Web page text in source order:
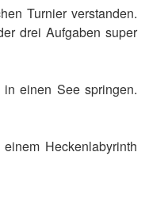
Turnier verstanden.
drei Aufgaben super
einen See springen.
Heckenlabyrinth